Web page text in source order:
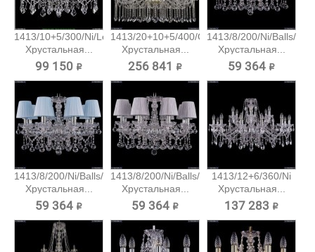
1413/10+5/300/Ni/Leafs
Хрустальная...
99 150 ₽
1413/20+10+5/400/G
Хрустальная...
256 841 ₽
1413/8/200/Ni/Balls/
Хрустальная...
59 364 ₽
1413/8/200/Ni/Balls/SH4
Хрустальная...
59 364 ₽
1413/8/200/Ni/Balls/SH6
Хрустальная...
59 364 ₽
1413/12+6/360/Ni
Хрустальная...
137 283 ₽